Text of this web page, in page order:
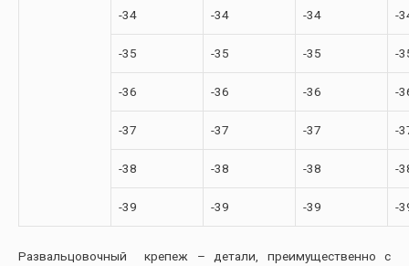
-34 -34 -34 -
-35 -35 -35 -
-36 -36 -36 -
-37 -37 -37 -
-38 -38 -38 -
-39 -39 -39 -
Развальцовочный крепеж – детали, преимущественно с